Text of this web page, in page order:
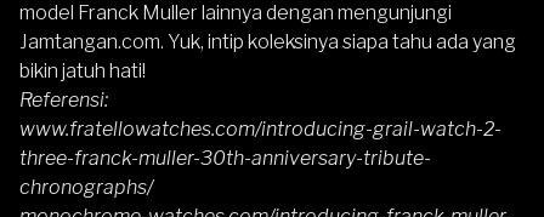
model Franck Muller lainnya dengan mengunjungi
Jamtangan.com. Yuk, intip koleksinya siapa tahu ada yang
bikin jatuh hati!
Referensi:
www.fratellowatches.com/introducing-grail-watch-2-
three-franck-muller-30th-anniversary-tribute-
chronographs/